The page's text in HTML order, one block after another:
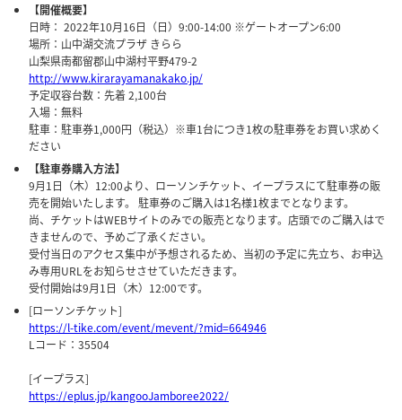
【開催概要】
日時： 2022年10月16日（日）9:00-14:00 ※ゲートオープン6:00
場所：山中湖交流プラザ きらら
山梨県南都留郡山中湖村平野479-2
http://www.kirarayamanakako.jp/
予定収容台数：先着 2,100台
入場：無料
駐車：駐車券1,000円（税込）※車1台につき1枚の駐車券をお買い求めく
ださい
【駐車券購入方法】
9月1日（木）12:00より、ローソンチケット、イープラスにて駐車券の販
売を開始いたします。 駐車券のご購入は1名様1枚までとなります。
尚、チケットはWEBサイトのみでの販売となります。店頭でのご購入はで
きませんので、予めご了承ください。
受付当日のアクセス集中が予想されるため、当初の予定に先立ち、お申込
み専用URLをお知らせさせていただきます。
受付開始は9月1日（木）12:00です。
[ローソンチケット]
https://l-tike.com/event/mevent/?mid=664946
Lコード：35504
[イープラス]
https://eplus.jp/kangooJamboree2022/